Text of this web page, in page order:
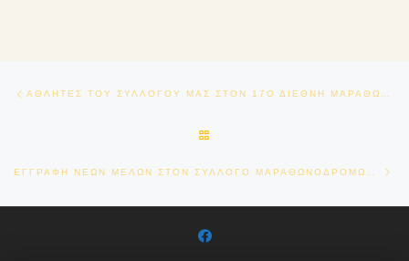
Πλοήγηση δημοσιεύσεων ΑΘΛΗΤΕΣ ΤΟΥ ΣΥΛΛΟΓΟΥ ΜΑΣ ΣΤΟΝ 17Ο ΔΙΕΘΝΗ ΜΑΡΑΘΩΝΙΟ ΜΕΓΑΣ ΑΛΕΞΑΝΔΡΟΣ ΣΤΗΝ ΘΕΣΣΑΛΟΝΙΚΗ